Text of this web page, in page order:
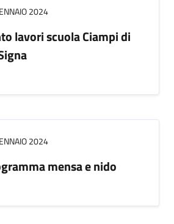
2024
lavori scuola Ciampi di
2024
mensa e nido